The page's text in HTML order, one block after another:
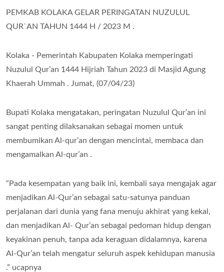
PEMKAB KOLAKA GELAR PERINGATAN NUZULUL
QUR`AN TAHUN 1444 H / 2023 M .
Kolaka - Pemerintah Kabupaten Kolaka memperingati
Nuzulul Qur’an 1444 Hijriah Tahun 2023 di Masjid Agung
Khaerah Ummah . Jumat, (07/04/23)
Bupati Kolaka mengatakan, peringatan Nuzulul Qur’an ini
sangat penting dilaksanakan sebagai momen untuk
membumikan Al-qur’an dengan mencintai, membaca dan
mengamalkan Al-qur’an .
“Pada kesempatan yang baik ini, kembali saya mengajak agar
menjadikan Al-Qur’an sebagai satu-satunya panduan
perjalanan dari dunia yang fana menuju akhirat yang kekal,
dan menjadikan Al- Qur’an sebagai pedoman hidup dengan
keyakinan penuh, tanpa ada keraguan didalamnya, karena
Al-Qur’an telah mengatur seluruh aspek kehidupan manusia
.” ucapnya